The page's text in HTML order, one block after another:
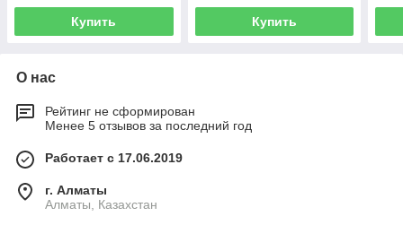
Купить Купить
О нас
Рейтинг не сформирован
Менее 5 отзывов за последний год
Работает с 17.06.2019
г. Алматы
Алматы, Казахстан